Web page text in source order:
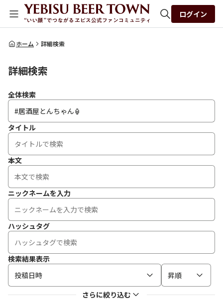
全体検索
ログイン
ホーム 詳細検索
詳細検索
全体検索
タイトル
本文
ニックネームを入力
ハッシュタグ
検索結果表示
投稿日時
昇順
さらに絞り込む